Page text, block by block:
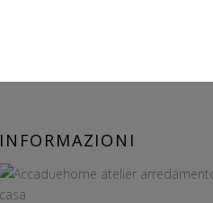
INFORMAZIONI